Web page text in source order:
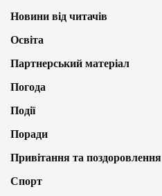
Новини від читачів
Освіта
Партнерський матеріал
Погода
Події
Поради
Привітання та поздоровлення
Спорт